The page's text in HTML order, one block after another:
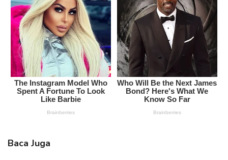
Baca Juga